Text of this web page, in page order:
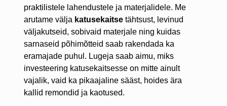
praktilistele lahendustele ja materjalidele. Me
arutame välja katusekaitsetähtsust, levinud
väljakutseid, sobivaid materjale ning kuidas
sarnaseid põhimõtteid saab rakendada ka
eramajade puhul. Lugeja saab aimu, miks
investeering katusekaitsesse on mitte ainult
vajalik, vaid ka pikaajaline sääst, hoides ära
kallid remondid ja kaotused.